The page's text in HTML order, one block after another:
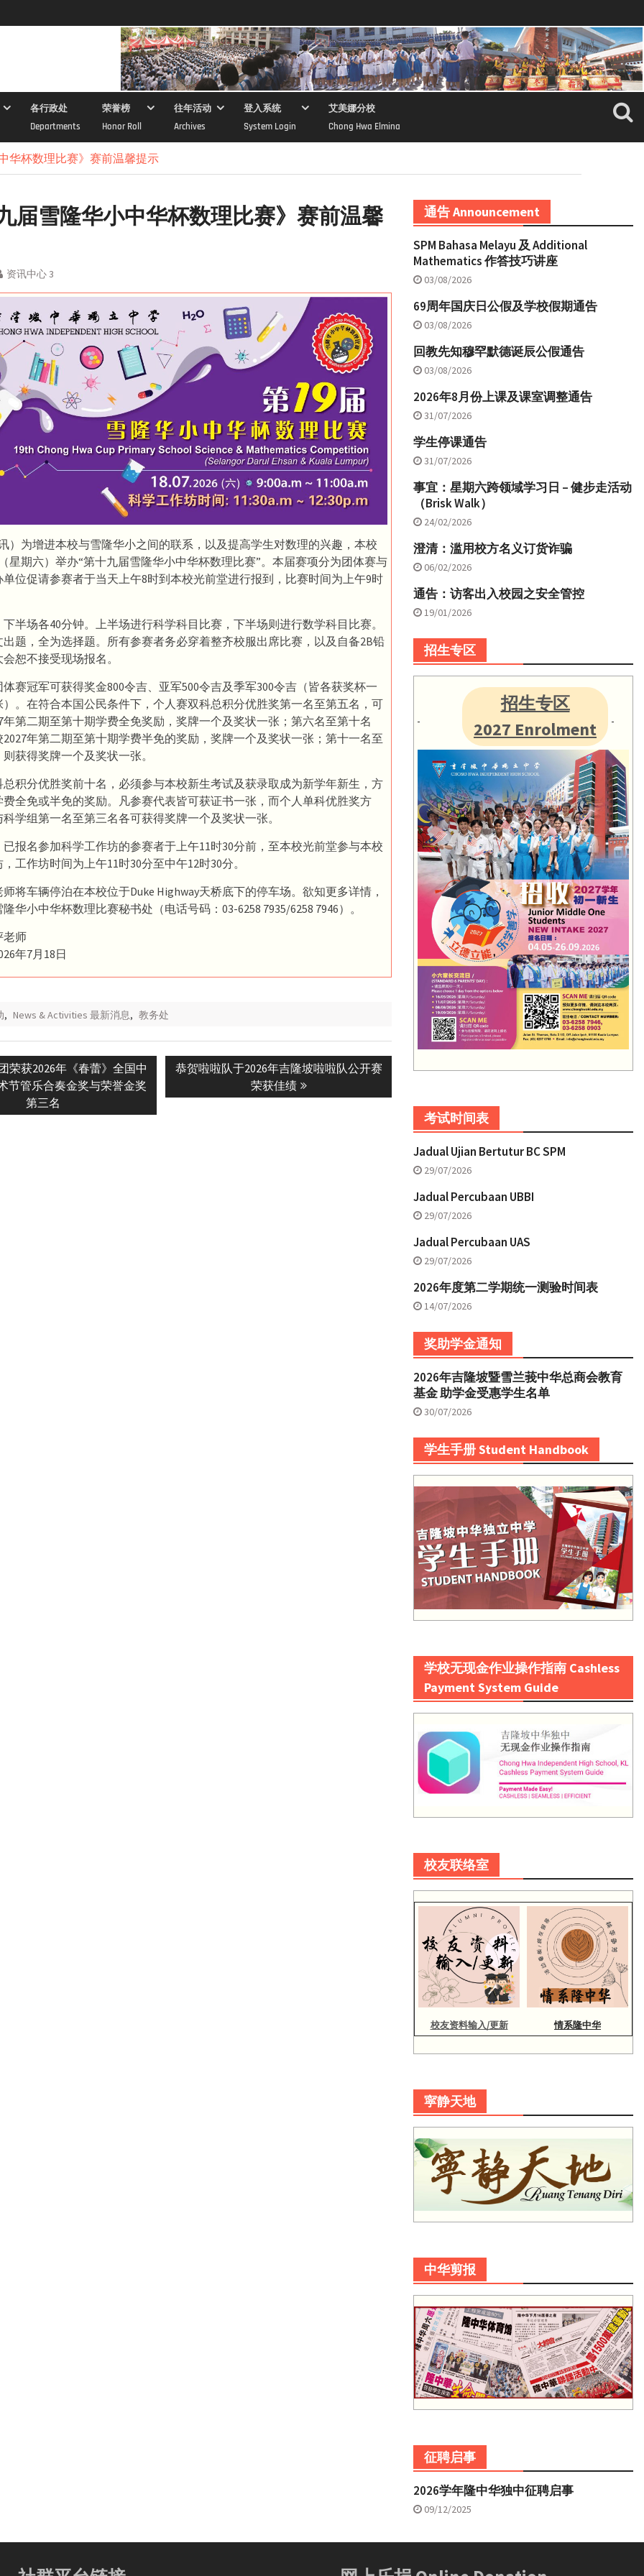
各行政处
Departments
荣誉榜
Honor Roll
往年活动
Archives
登入系统
System Login
艾美娜分校
Chong Hwa Elmina
华杯数理比赛》赛前温馨提示
届雪隆华小中华杯数理比赛》赛前温馨
资讯中心 3
）为增进本校与雪隆华小之间的联系，以及提高学生对数理的兴趣，本校
星期六）举办“第十九届雪隆华小中华杯数理比赛”。本届赛项分为团体赛与
位促请参赛者于当天上午8时到本校光前堂进行报到，比赛时间为上午9时
半场各40分钟。上半场进行科学科目比赛，下半场则进行数学科目比赛。
题，全为选择题。所有参赛者务必穿着整齐校服出席比赛，以及自备2B铅
恕不接受现场报名。
赛冠军可获得奖金800令吉、亚军500令吉及季军300令吉（皆各获奖杯一
。在符合本国公民条件下，个人赛双科总积分优胜奖第一名至第五名，可
年第二期至第十期学费全免奖励，奖牌一个及奖状一张；第六名至第十名
年第二期至第十期学费半免的奖励，奖牌一个及奖状一张；第十一名至
获得奖牌一个及奖状一张。
积分优胜奖前十名，必须参与本校新生考试及获录取成为新学年新生，方
全免或半免的奖励。凡参赛代表皆可获证书一张，而个人单科优胜奖方
学组第一名至第三名各可获得奖牌一个及奖状一张。
报名参加科学工作坊的参赛者于上午11时30分前，至本校光前堂参与本校
工作坊时间为上午11时30分至中午12时30分。
将车辆停泊在本校位于Duke Highway天桥底下的停车场。欲知更多详情，
华小中华杯数理比赛秘书处（电话号码：03-6258 7935/6258 7946）。
老师
年7月18日
, News & Activities 最新消息, 教务处
荣获2026年《春蕾》全国中
节管乐合奏金奖与荣誉金奖
第三名
Next
恭贺啦啦队于2026年吉隆坡啦啦队公开赛
荣获佳绩
通告 Announcement
SPM Bahasa Melayu 及 Additional
Mathematics 作答技巧讲座
03/08/2026
69周年国庆日公假及学校假期通告
03/08/2026
回教先知穆罕默德诞辰公假通告
03/08/2026
2026年8月份上课及课室调整通告
31/07/2026
学生停课通告
31/07/2026
事宜：星期六跨领域学习日 – 健步走活动
（Brisk Walk）
24/02/2026
澄清：滥用校方名义订货诈骗
06/02/2026
通告：访客出入校园之安全管控
19/01/2026
招生专区
招生专区
2027 Enrolment
考试时间表
Jadual Ujian Bertutur BC SPM
29/07/2026
Jadual Percubaan UBBI
29/07/2026
Jadual Percubaan UAS
29/07/2026
2026年度第二学期统一测验时间表
14/07/2026
奖助学金通知
2026年吉隆坡暨雪兰莪中华总商会教育
基金 助学金受惠学生名单
30/07/2026
学生手册 Student Handbook
学校无现金作业操作指南 Cashless
Payment System Guide
校友联络室
校友资料输入/更新 情系隆中华
寜静天地
中华剪报
征聘启事
2026学年隆中华独中征聘启事
09/12/2025